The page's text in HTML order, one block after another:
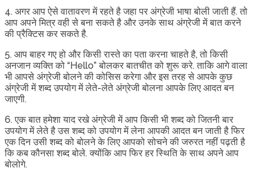
4. अगर आप ऐसे वातावरण में रहते है जहा पर अंग्रेजी भाषा बोली जाती हैं. तो
आप अपने मित्र वही से बना सकते है और उनके साथ अंग्रेजी में बात करने
की प्रैक्टिस कर सकते है.
5. आप बाहर गए हो और किसी रास्ते का पता करना चाहते है, तो किसी
अनजान व्यक्ति को “Hello” बोलकर बातचीत को शुरू करे. ताकि आगे वाला
भी आपसे अंग्रेजी बोलने की कोसिस करेगा और इस तरह से आपके कुछ
अंग्रेजी में शब्द उपयोग में लेते-लेते अंग्रेजी बोलना आपके लिए आदत बन
जाएगी.
6. एक बात हमेशा याद रखे अंग्रेजी में आप किसी भी शब्द को जितनी बार
उपयोग में लेते है उस शब्द को उपयोग में लेना आपकी आदत बन जाती है फिर
एक दिन उसी शब्द को बोलने के लिए आपको सोचने की जरुरत नहीं पढ़ती है
कि कब कौनसा शब्द बोले. क्योंकि आप फिर हर स्थिति के साथ अपने आप
बोलोगे.